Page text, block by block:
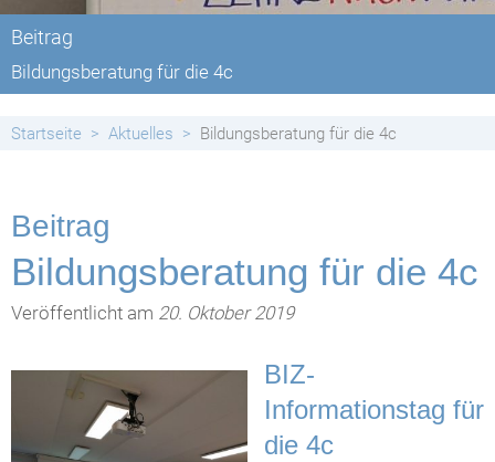
Beitrag
Bildungsberatung für die 4c
Startseite Aktuelles Bildungsberatung für die 4c
Beitrag
Bildungsberatung für die 4c
Veröffentlicht am 20. Oktober 2019
BIZ-
Informationstag für
die 4c